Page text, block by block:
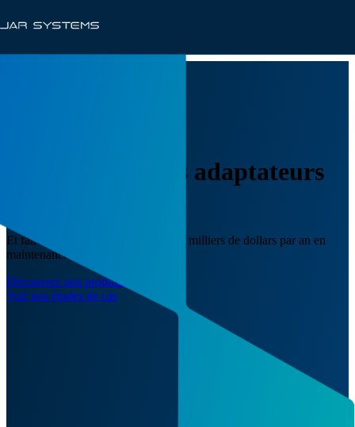
Nous rendons les adaptateurs
Et faire économiser aux districts des milliers de dollars par an en
maintenance informatique.
Découvrez nos produits
Voir nos études de cas